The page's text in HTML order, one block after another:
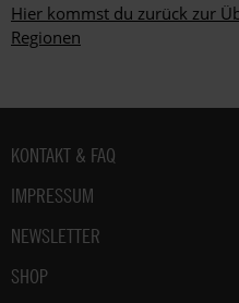
Hier kommst du zurück zur
Regionen
Fußbereich
KONTAKT & FAQ
IMPRESSUM
NEWSLETTER
SHOP